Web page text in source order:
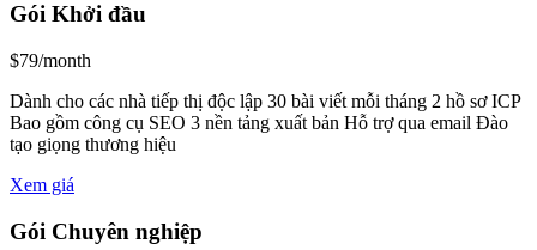
Gói Khởi đầu
$79/month
Dành cho các nhà tiếp thị độc lập 30 bài viết mỗi tháng 2 hồ sơ ICP
Bao gồm công cụ SEO 3 nền tảng xuất bản Hỗ trợ qua email Đào
tạo giọng thương hiệu
Xem giá
Gói Chuyên nghiệp